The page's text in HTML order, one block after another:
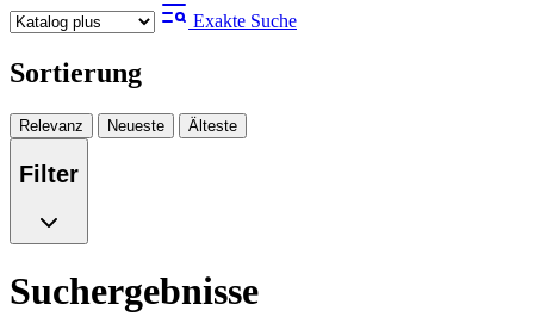
Exakte Suche
Sortierung
Relevanz Neueste Älteste
Filter
Suchergebnisse